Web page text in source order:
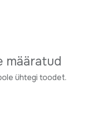
määratud
ühtegi toodet.